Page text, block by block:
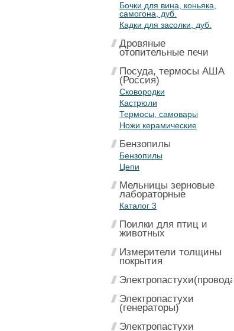
Бочки для вина, коньяка,
самогона, дуб.
Кадки для засолки, дуб.
Дровяные
отопительные печи
Посуда, термосы АША
(Россия)
Сковородки
Кастрюли
Термосы, самовары
Ножи керамические
Бензопилы
Бензопилы
Цепи
Мельницы зерновые
лабораторные
Каталог 3
Поилки для птиц и
животных
Измерители толщины
покрытия
Электропастухи(провода)
Электропастухи
(генераторы)
Электропастухи